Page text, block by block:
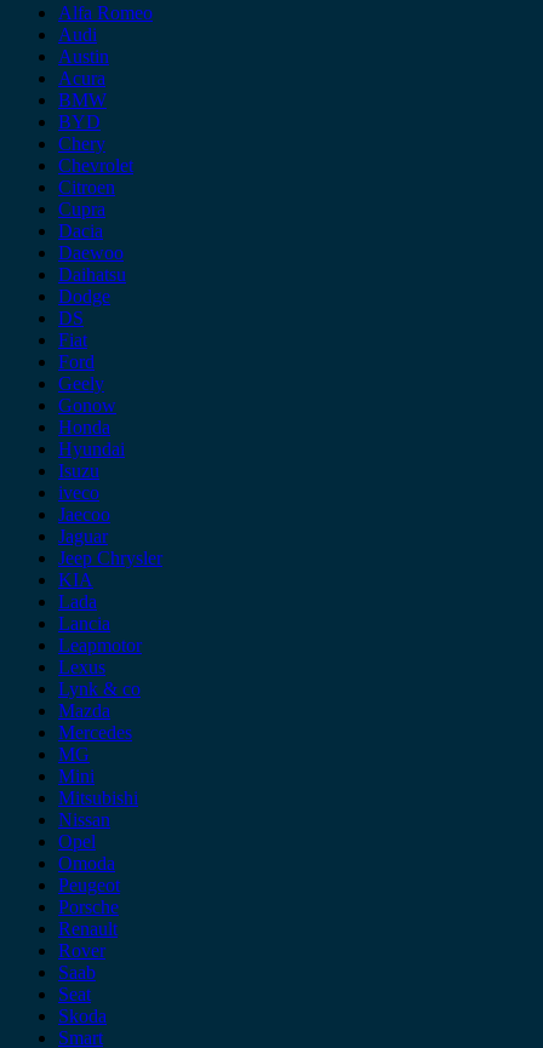
Alfa Romeo
Audi
Austin
Acura
BMW
BYD
Chery
Chevrolet
Citroen
Cupra
Dacia
Daewoo
Daihatsu
Dodge
DS
Fiat
Ford
Geely
Gonow
Honda
Hyundai
Isuzu
iveco
Jaecoo
Jaguar
Jeep Chrysler
KIA
Lada
Lancia
Leapmotor
Lexus
Lynk & co
Mazda
Mercedes
MG
Mini
Mitsubishi
Nissan
Opel
Omoda
Peugeot
Porsche
Renault
Rover
Saab
Seat
Skoda
Smart